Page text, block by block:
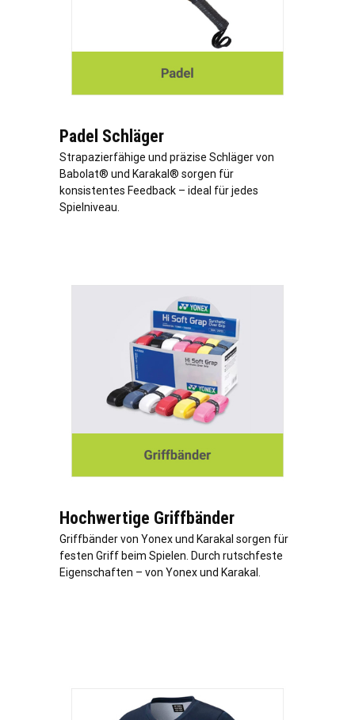
Padel Schläger
Strapazierfähige und präzise Schläger von
Babolat® und Karakal® sorgen für
konsistentes Feedback – ideal für jedes
Spielniveau.
Hochwertige Griffbänder
Griffbänder von Yonex und Karakal sorgen für
festen Griff beim Spielen. Durch rutschfeste
Eigenschaften – von Yonex und Karakal.